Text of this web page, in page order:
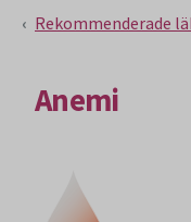
Rekommenderade
Anemi